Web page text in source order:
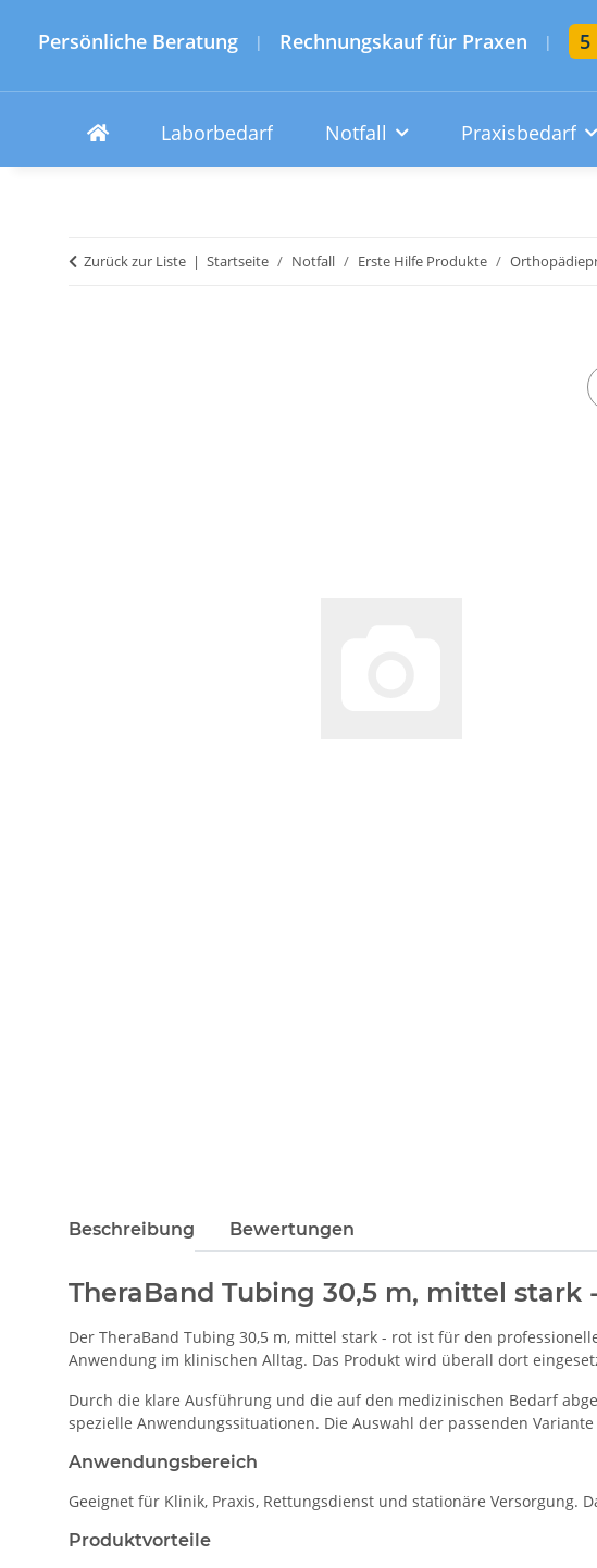
Persönliche Beratung | Rechnungskauf für Praxen | 5
Laborbedarf Notfall Praxisbedarf
Zurück zur Liste Startseite Notfall Erste Hilfe Produkte
Beschreibung Bewertungen
TheraBand Tubing 30,5 m, mittel stark
Der TheraBand Tubing 30,5 m, mittel stark - rot ist für den
Anwendung im klinischen Alltag. Das Produkt wird überall dort
Durch die klare Ausführung und die auf den medizinischen Bedarf
spezielle Anwendungssituationen. Die Auswahl der passenden
Anwendungsbereich
Geeignet für Klinik, Praxis, Rettungsdienst und stationäre
Produktvorteile